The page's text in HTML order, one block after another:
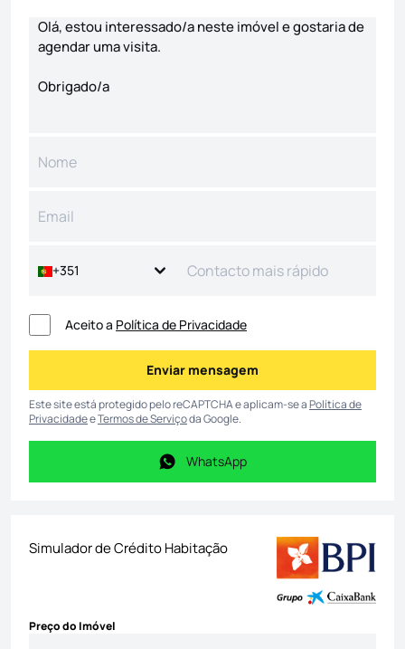
+351
Aceito a Política de Privacidade
Enviar mensagem
Enviar mensagem
Este site está protegido pelo reCAPTCHA e aplicam-se aPolítica de
PrivacidadeeTermos de Serviçoda Google.
WhatsApp
WhatsApp
Simulador de Crédito Habitação
Preço do Imóvel